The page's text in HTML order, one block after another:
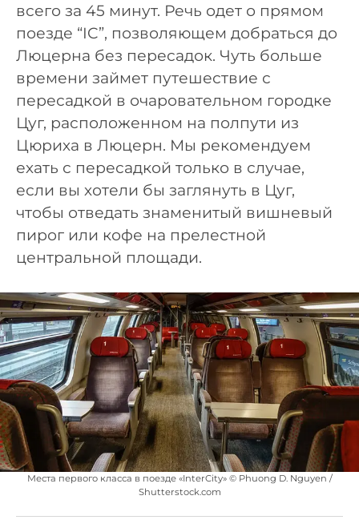
всего за 45 минут. Речь одет о прямом
поезде “IC”, позволяющем добраться до
Люцерна без пересадок. Чуть больше
времени займет путешествие с
пересадкой в очаровательном городке
Цуг, расположенном на полпути из
Цюриха в Люцерн. Мы рекомендуем
ехать с пересадкой только в случае,
если вы хотели бы заглянуть в Цуг,
чтобы отведать знаменитый вишневый
пирог или кофе на прелестной
центральной площади.
Места первого класса в поезде «InterCity» © Phuong D. Nguyen /
Shutterstock.com